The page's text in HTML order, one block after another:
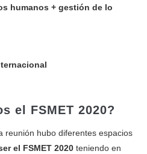
humanos + gestión de lo
el FSMET 2020?
reunión hubo diferentes espacios
el FSMET 2020 teniendo en